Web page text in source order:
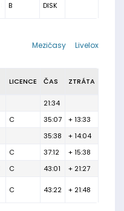
B DISK
Livelox
Mezičasy
LICENCE ČAS ZTRÁTA
21:34
C 35:07
+ 13:33
35:38
+ 14:04
C 37:12
+ 15:38
C 43:01 + 21:27
C 43:22 + 21:48